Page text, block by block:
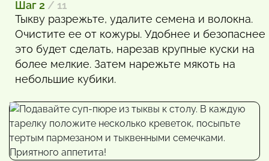
Шаг 2 / 11
Тыкву разрежьте, удалите семена и волокна.
Очистите ее от кожуры. Удобнее и безопаснее
это будет сделать, нарезав крупные куски на
более мелкие. Затем нарежьте мякоть на
небольшие кубики.